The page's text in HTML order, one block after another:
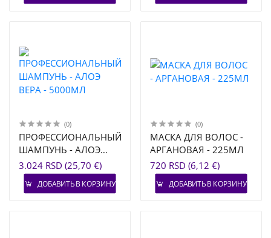
(0)
ПРОФЕССИОНАЛЬНЫЙ
ШАМПУНЬ - АЛОЭ
ВЕРА - 5000МЛ
3.024 RSD (25,70 €)
ДОБАВИТЬ В КОРЗИНУ
(0)
МАСКА ДЛЯ ВОЛОС -
АРГАНОВАЯ - 225МЛ
720 RSD (6,12 €)
ДОБАВИТЬ В КОРЗИНУ